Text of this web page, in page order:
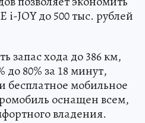
i-JOY до 500 тыс. рублей
запас хода до 386 км,
до 80% за 18 минут,
бесплатное мобильное
оснащен всем,
владения.